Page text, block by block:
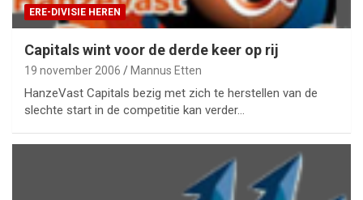
ERE-DIVISIE HEREN
Capitals wint voor de derde keer op rij
19 november 2006 Mannus Etten
HanzeVast Capitals bezig met zich te herstellen van de
slechte start in de competitie kan verder…